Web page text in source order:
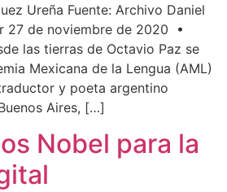
Ureña Fuente: Archivo Daniel
27 de noviembre de 2020 •
las tierras de Octavio Paz se
Mexicana de la Lengua (AML)
y poeta argentino
Aires, […]
Nobel para la